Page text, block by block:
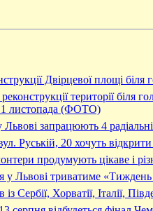
Двірцевої площі
території біля
1 листопада (ФОТО)
Львові запрацюють 4
Руській, 20 хочуть
продумують цікаве і
у Львові триватиме
із Сербії, Хорватії, Італії,